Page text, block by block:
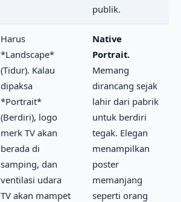
publik.
Harus
*Landscape*
(Tidur). Kalau
dipaksa
*Portrait*
(Berdiri), logo
merk TV akan
berada di
samping, dan
ventilasi udara
TV akan mampet
Native
Portrait.
Memang
dirancang sejak
lahir dari pabrik
untuk berdiri
tegak. Elegan
menampilkan
poster
memanjang
seperti orang